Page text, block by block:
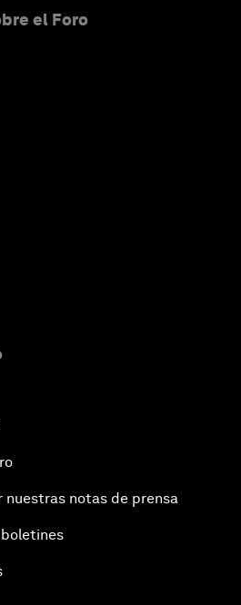
el Foro
notas de prensa